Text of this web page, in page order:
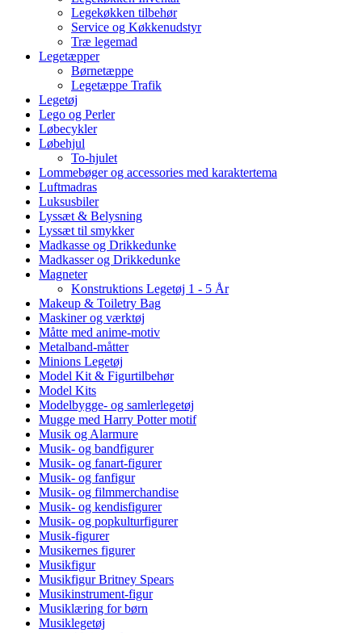
Legekøkken tilbehør
Service og Køkkenudstyr
Træ legemad
Legetæpper
Børnetæppe
Legetæppe Trafik
Legetøj
Lego og Perler
Løbecykler
Løbehjul
To-hjulet
Lommebøger og accessories med karaktertema
Luftmadras
Luksusbiler
Lyssæt & Belysning
Lyssæt til smykker
Madkasse og Drikkedunke
Madkasser og Drikkedunke
Magneter
Konstruktions Legetøj 1 - 5 År
Makeup & Toiletry Bag
Maskiner og værktøj
Måtte med anime-motiv
Metalband-måtter
Minions Legetøj
Model Kit & Figurtilbehør
Model Kits
Modelbygge- og samlerlegetøj
Mugge med Harry Potter motif
Musik og Alarmure
Musik- og bandfigurer
Musik- og fanart-figurer
Musik- og fanfigur
Musik- og filmmerchandise
Musik- og kendisfigurer
Musik- og popkulturfigurer
Musik-figurer
Musikernes figurer
Musikfigur
Musikfigur Britney Spears
Musikinstrument-figur
Musiklæring for børn
Musiklegetøj